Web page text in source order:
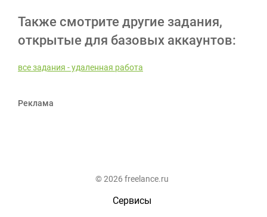
Также смотрите другие задания,
открытые для базовых аккаунтов:
все задания - удаленная работа
Реклама
© 2026 freelance.ru
Сервисы